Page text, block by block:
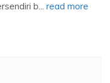
b... read more